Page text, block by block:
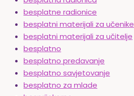
besplatne radionice
besplatni materijali za učenike
besplatni materijali za učitelje
besplatno
besplatno predavanje
besplatno savjetovanje
besplatno za mlade